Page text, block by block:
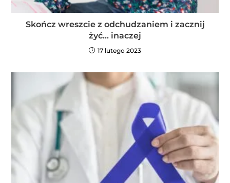
Skończ wreszcie z odchudzaniem i zacznij
żyć… inaczej
17 lutego 2023